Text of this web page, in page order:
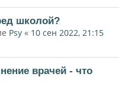
школой?
Psy « 10 сен 2022, 21:15
врачей - что